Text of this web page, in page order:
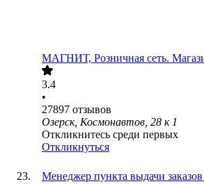
МАГНИТ, Розничная сеть.
3.4
•
27897 отзывов
Озерск, Космонавтов, 28 к 1
Откликнитесь среди первых
Откликнуться
Менеджер пункта выдачи